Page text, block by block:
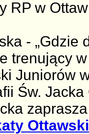
RP w
- „Gdzie
trenujący
Juniorów
Św.
zaprasza